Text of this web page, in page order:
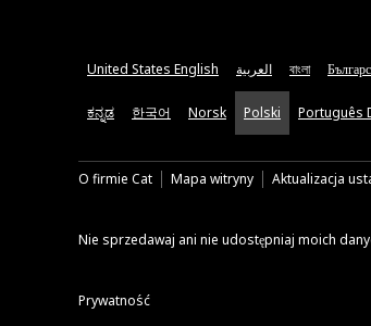
United States English العربية বাংলা
ಕನ್ನಡ 한국어 Norsk Polski Português
O firmie Cat Mapa witryny Aktualizacja
Nie sprzedawaj ani nie udostępniaj moich
Prywatność